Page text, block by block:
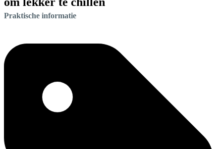
Praktische informatie